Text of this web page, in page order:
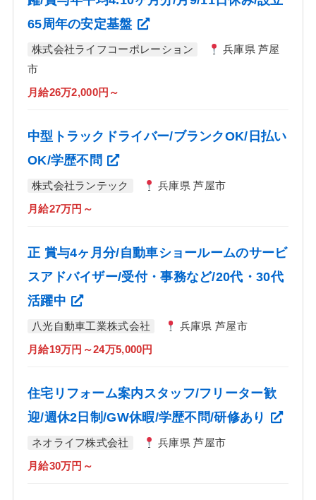
65周年の安定基盤
株式会社ライフコーポレーション
兵庫県 芦屋
市
月給26万2,000円～
中型トラックドライバー/ブランクOK/日払い
OK/学歴不問
株式会社ランテック 兵庫県 芦屋市
月給27万円～
正 賞与4ヶ月分/自動車ショールームのサービ
スアドバイザー/受付・事務など/20代・30代
活躍中
八光自動車工業株式会社 兵庫県 芦屋市
月給19万円～24万5,000円
住宅リフォーム案内スタッフ/フリーター歓
迎/週休2日制/GW休暇/学歴不問/研修あり
ネオライフ株式会社 兵庫県 芦屋市
月給30万円～